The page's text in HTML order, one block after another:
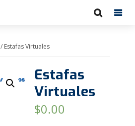
/ Estafas Virtuales
Estafas
Virtuales
$0.00